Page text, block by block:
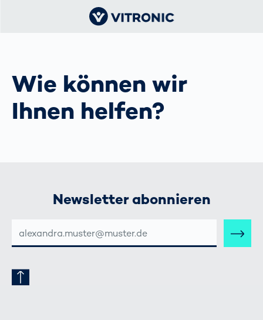
Wie können wir
Ihnen helfen?
Newsletter abonnieren
MAIL-
ADRESSE